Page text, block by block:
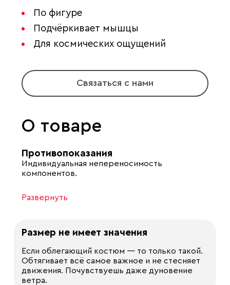
По фигуре
Подчёркивает мышцы
Для космических ощущений
Связаться с нами
О товаре
Противопоказания
Индивидуальная непереносимость
компонентов.
Развернуть
Размер не имеет значения
Если облегающий костюм — то только такой.
Обтягивает всё самое важное и не стесняет
движения. Почувствуешь даже дуновение
ветра.